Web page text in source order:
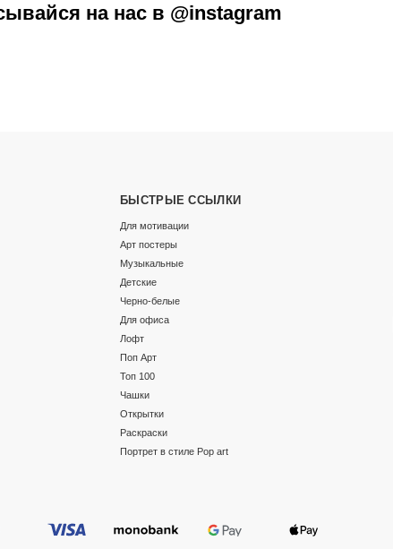
на нас в @instagram
БЫСТРЫЕ ССЫЛКИ
Для мотивации
Арт постеры
Музыкальные
Детские
Черно-белые
Для офиса
Лофт
Поп Арт
Топ 100
Чашки
Открытки
Раскраски
Портрет в стиле Pop art